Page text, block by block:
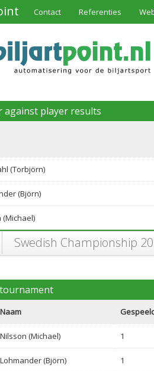
Contact Referenties
against player results
(Torbjörn)
(Björn)
(Michael)
Swedish Championship
Naam
Nilsson (Michael) 1
Lohmander (Björn) 1